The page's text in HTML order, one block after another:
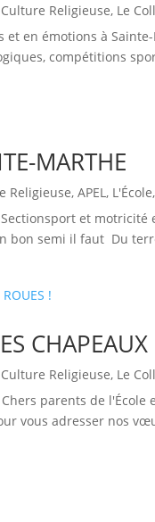
Culture Religieuse, Le
et en émotions à
compétitions
MARTHE
Religieuse,APEL , L'École,
Sectionsport et
bon semi il faut Du
Culture Religieuse, Le
Chers parents de
vous adresser nos